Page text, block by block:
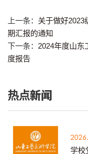
上一条： 关于做好2023
期汇报的通知
下一条： 2024年度山东
度报告
热点新闻
学校